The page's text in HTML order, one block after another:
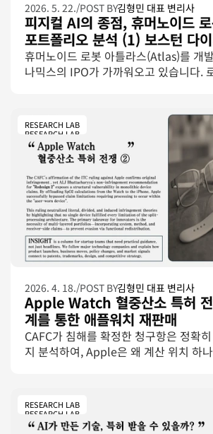
2026. 5. 22./POST BY김형민 대표 변리사
피지컬 AI의 종점, 휴머노이드
포트폴리오 분석 (1) 보스턴 다
(Boston-Dynamics)
휴머노이드 로봇 아틀라스(Atlas)를 개
나믹스의 IPO가 가까워오고 있습니다.
보스턴 다이나믹스의 미국 특허 포트폴
한'boston-
은 글 아래의 다운로드 링크를 통해 무료
합니다.
RESEARCH LAB
RESEARCH LAB
2026. 4. 18./POST BY김형민 대표 변리사
Apple Watch 혈중산소 특허
계를 통한 애플워치 재판매
CAFC가 침해를 확정한 청구항은 정확
지 분석하여, Apple은 왜 계산 위치 하
칙을 분석합니다.
RESEARCH LAB
RESEARCH LAB